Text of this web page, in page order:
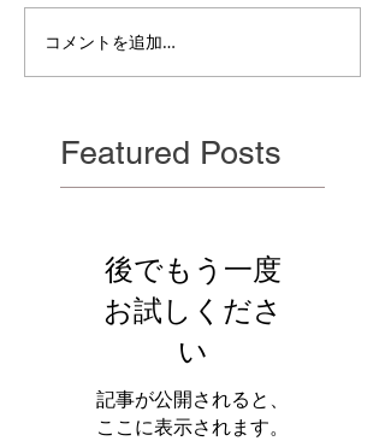
コメントを追加…
Featured Posts
後でもう一度
お試しくださ
い
記事が公開されると、
ここに表示されます。